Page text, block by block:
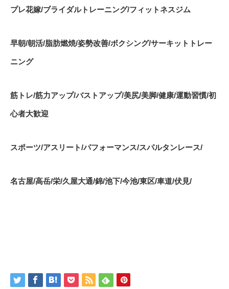
プレ花嫁/ブライダルトレーニング/フィットネスジム
早朝/朝活/脂肪燃焼/姿勢改善/ボクシング/サーキットトレー
ニング
筋トレ/筋力アップ/バストアップ/美尻/美脚/健康/運動習慣/初
心者大歓迎
スポーツ/アスリート/パフォーマンス/スパルタンレース/
名古屋/高岳/栄/久屋大通/錦/池下/今池/東区/車道/伏見/